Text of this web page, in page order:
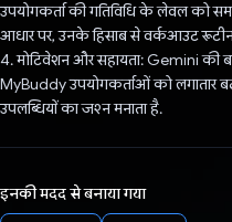
उपयोगकर्ता की गतिविधि के लेवल को
आधार पर, उनके हिसाब से वर्कआउट
4. मोटिवेशन और सहायता: Gemini की
MyBuddy उपयोगकर्ताओं को लगातार
उपलब्धियों का जश्न मनाता है.
इनकी मदद से बनाया गया